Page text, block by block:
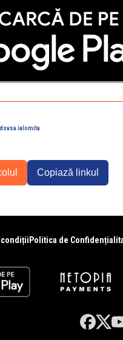
dsvsa ialomita
Copiază linkul
condiții Politica de